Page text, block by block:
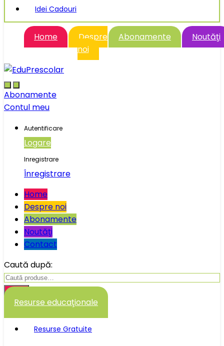
Idei Cadouri
Home
Despre
noi
Abonamente Noutăţi
Abonamente
Contul meu
Autentificare
Logare
Inregistrare
Înregistrare
Home
Despre noi
Abonamente
Noutăţi
Contact
Caută după:
Caută
Resurse educaţionale
Resurse Gratuite